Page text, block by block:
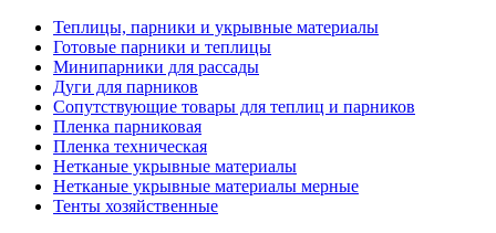
Теплицы, парники и укрывные материалы
Готовые парники и теплицы
Минипарники для рассады
Дуги для парников
Сопутствующие товары для теплиц и парников
Пленка парниковая
Пленка техническая
Нетканые укрывные материалы
Нетканые укрывные материалы мерные
Тенты хозяйственные